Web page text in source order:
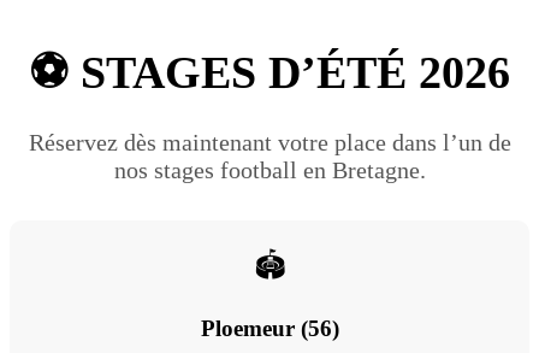
⚽ STAGES D’ÉTÉ 2026
Réservez dès maintenant votre place dans l’un de
nos stages football en Bretagne.
🏟️
Ploemeur (56)